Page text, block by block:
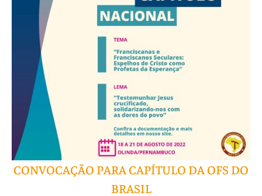
CONVOCAÇÃO PARA CAPÍTULO DA OFS DO
BRASIL